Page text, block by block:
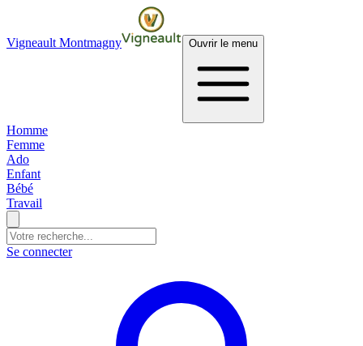
Vigneault Montmagny Ouvrir le menu
Homme
Femme
Ado
Enfant
Bébé
Travail
Se connecter